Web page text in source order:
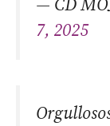
— CD
7, 2025